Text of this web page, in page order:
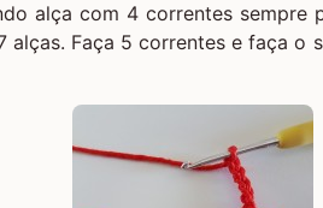
alça com 4 correntes sempre
alças. Faça 5 correntes e faça o